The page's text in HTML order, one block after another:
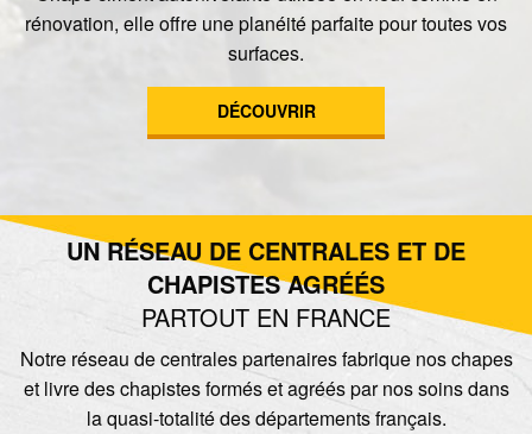
rénovation, elle offre une planéité parfaite pour toutes vos
surfaces.
DÉCOUVRIR
UN RÉSEAU DE CENTRALES ET DE
CHAPISTES AGRÉÉS
PARTOUT EN FRANCE
Notre réseau de centrales partenaires fabrique nos chapes
et livre des chapistes formés et agréés par nos soins dans
la quasi-totalité des départements français.